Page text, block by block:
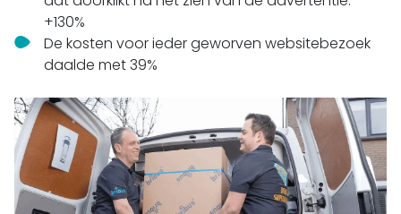
+130%
De kosten voor ieder geworven websitebezoek
daalde met 39%